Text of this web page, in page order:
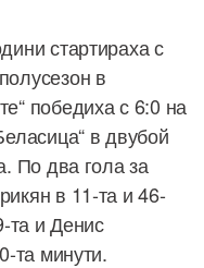
стартираха с
в
победиха с 6:0 на
в двубой
По два гола за
в 11-та и 46-
та и Денис
та минути.